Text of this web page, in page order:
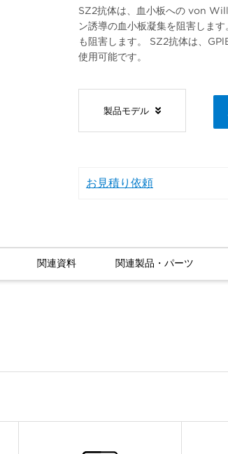
SZ2抗体は、血小板への von
ン誘導の血小板凝集を阻害しま
も阻害します。 SZ2抗体は、
使用可能です。
製品モデル
お見積り依頼
関連資料 関連製品・パーツ